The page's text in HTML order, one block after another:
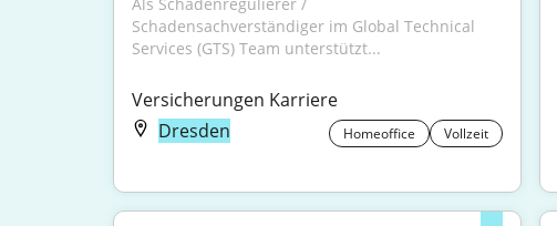
Schadensachverständiger im Global Technical
Services (GTS) Team unterstützt...
Versicherungen Karriere
Dresden
Homeoffice Vollzeit